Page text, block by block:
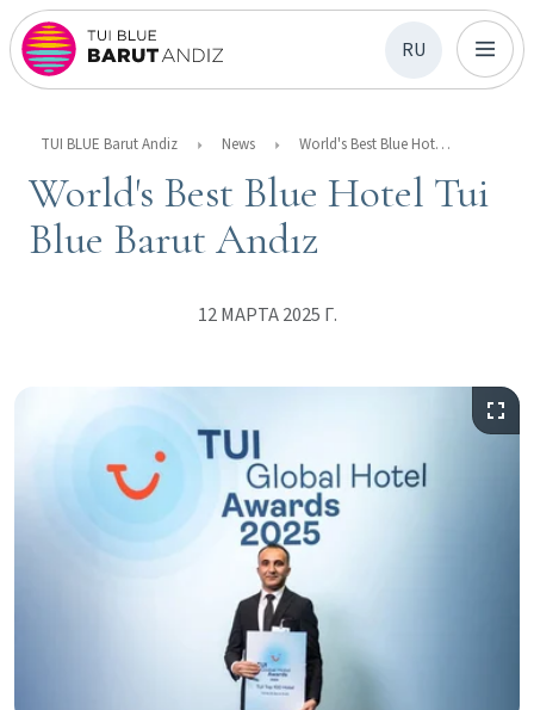
RU
TUI BLUE Barut Andiz News World's Best Blue Hotel Tui Blue Barut Andız
World's Best Blue Hotel Tui
Blue Barut Andız
12 МАРТА 2025 Г.